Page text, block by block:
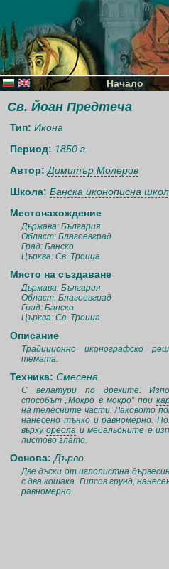
Начало
Св. Йоан Предтеча
Тип: Икона
Период: 1850 г.
Автор: Димитър Молеров
Школа: Банска иконописна
Местонахождение
Държава: България
Област: Благоевград
Град: Банско
Църква: Св. Троица
Място на създаване
Държава: България
Област: Благоевград
Град: Банско
Църква: Св. Троица
Описание
Традиционно иконографско
темата.
Техника: Смесена
С велатури по дрехите.
способът „Мокро в мокро” при
на телесните части. Лаковото
нанесено тънко и равномерно.
върхуореола и медальоните е
листово злато.
Основа: Дърво
Две дъски от иглолистна
с два кошака. Гипсов грунд,
равномерно.